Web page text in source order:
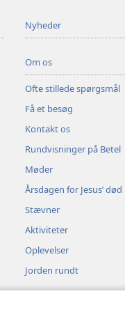
Nyheder
Om os
Ofte stillede spørgsmål
Få et besøg
Kontakt os
Rundvisninger på Betel
Møder
Årsdagen for Jesus’ død
Stævner
Aktiviteter
Oplevelser
Jorden rundt